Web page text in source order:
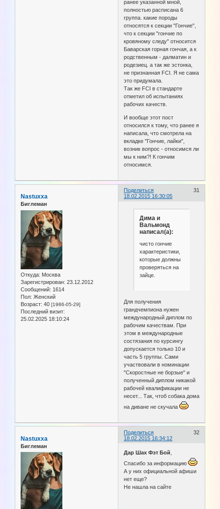
ранее указанной мной,
полностью расписана 6
группа. какие породы
относятся к секции "Гончие",
что к секции "гончие по
кровяному следу" относится
Баварская горная гончая, а к
родственным - далматин и
родезиец. а так же эстонка,
не признанная FCI. Я не сама
это придумала.
Так же FCI в стандарте
отметил об испытаниях
рабочих качеств.
И вообще этот пост
относился к тому, что ранее я
написала, что смотрела на
вкладке "Гончие, лайки",
возник вопрос - относимся ли
мы к ним?! К гончим
относимся.
Поделиться
31
18.02.2015 16:30:05
Nastuxxa
Биглеман
Откуда: Москва
Зарегистрирован: 23.12.2012
Сообщений: 1614
Пол: Женский
Возраст: 40 [1986-05-29]
Последний визит:
25.02.2025 18:10:24
Дима и
Вальмонд
написал(а):
чисто гончие
характеристики,
которые должны
проверяться на
зайце.
Для получения
грандчемпиона нужен
международный диплом по
рабочим качествам. При
этом в международные
состязания по курсингу
допускается только 10 и
часть 5 группы. Сами
участвовали в номинации
"Скоростные не борзые" и
полученный диплом никакой
рабочей квалификации не
несет... Так, чтоб собака дома
на диване не скучала
Поделиться
32
18.02.2015 16:34:12
Nastuxxa
Биглеман
Дар Шах Фэт Бой
Спасибо за информацию
А у них официальной афиши
нет еще?
Не нашла на сайте